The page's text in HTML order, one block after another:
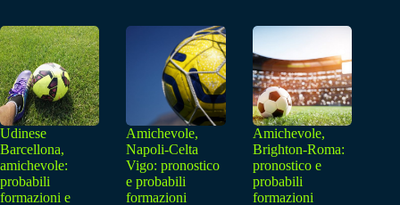
Udinese
Barcellona,
amichevole:
probabili
formazioni e
Amichevole,
Napoli-Celta
Vigo: pronostico
e probabili
formazioni
Amichevole,
Brighton-Roma:
pronostico e
probabili
formazioni